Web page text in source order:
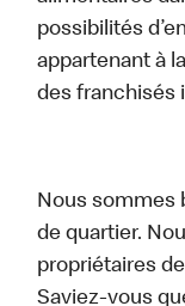
possibilités
appartenant à
des franchisés
Nous sommes
de quartier.
propriétaires
Saviez-vous